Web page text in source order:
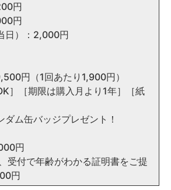
円
円
日）：2,000円
円（1回あたり1,900円）
］［期限は購入月より1年］［紙
ダム缶バッジプレゼント！
円
受付で年齢がわかる証明書をご提
円